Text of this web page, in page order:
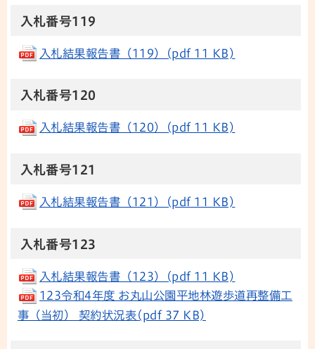
入札番号119
入札結果報告書（119）(pdf 11 KB)
入札番号120
入札結果報告書（120）(pdf 11 KB)
入札番号121
入札結果報告書（121）(pdf 11 KB)
入札番号123
入札結果報告書（123）(pdf 11 KB)
123令和4年度 お丸山公園平地林遊歩道再整備工
事（当初） 契約状況表(pdf 37 KB)